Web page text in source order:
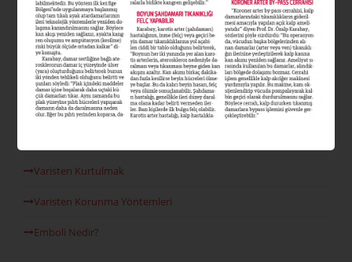
Varis Nedir?
Varis Tipleri Nelerdir?
Varis Nedenleri
Venöz Reflü
Varisten Kurtulmak
Varisten Korunma Yöntemleri
Emboli Nedir?